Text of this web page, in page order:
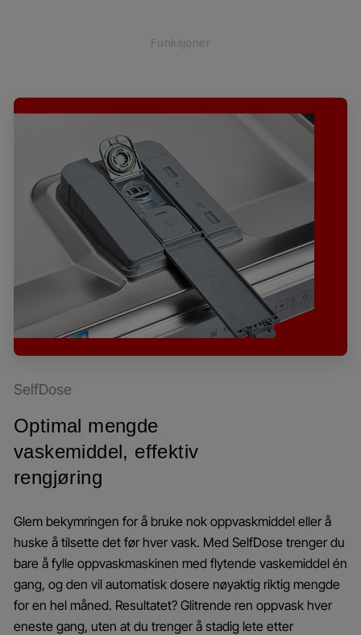
Funksjoner
SelfDose
Optimal mengde
vaskemiddel, effektiv
rengjøring
Glem bekymringen for å bruke nok oppvaskmiddel eller å
huske å tilsette det før hver vask. Med SelfDose trenger du
bare å fylle oppvaskmaskinen med flytende vaskemiddel én
gang, og den vil automatisk dosere nøyaktig riktig mengde
for en hel måned. Resultatet? Glitrende ren oppvask hver
eneste gang, uten at du trenger å stadig lete etter